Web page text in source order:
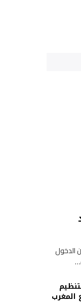
الدخول
مع المغرب